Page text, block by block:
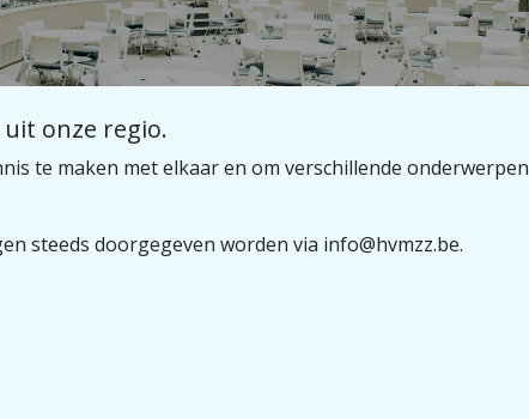
onze regio.
te maken met elkaar en om verschillende onderwerpen
steeds doorgegeven worden via info@hvmzz.be.